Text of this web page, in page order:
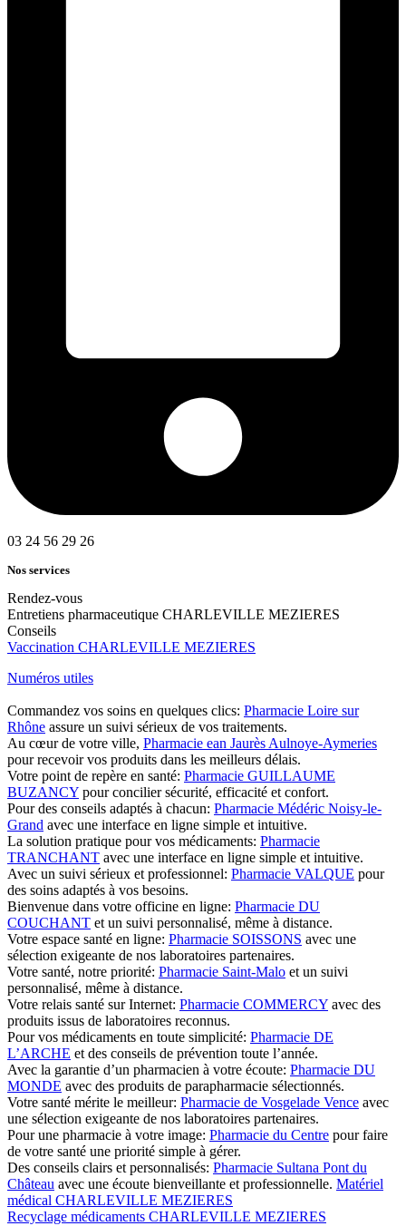
03 24 56 29 26
Nos services
Rendez-vous
Entretiens pharmaceutique CHARLEVILLE MEZIERES
Conseils
Vaccination CHARLEVILLE MEZIERES
Numéros utiles
Commandez vos soins en quelques clics: Pharmacie Loire sur
Rhône assure un suivi sérieux de vos traitements.
Au cœur de votre ville, Pharmacie ean Jaurès Aulnoye-Aymeries
pour recevoir vos produits dans les meilleurs délais.
Votre point de repère en santé: Pharmacie GUILLAUME
BUZANCY pour concilier sécurité, efficacité et confort.
Pour des conseils adaptés à chacun: Pharmacie Médéric Noisy-le-
Grand avec une interface en ligne simple et intuitive.
La solution pratique pour vos médicaments: Pharmacie
TRANCHANT avec une interface en ligne simple et intuitive.
Avec un suivi sérieux et professionnel: Pharmacie VALQUE pour
des soins adaptés à vos besoins.
Bienvenue dans votre officine en ligne: Pharmacie DU
COUCHANT et un suivi personnalisé, même à distance.
Votre espace santé en ligne: Pharmacie SOISSONS avec une
sélection exigeante de nos laboratoires partenaires.
Votre santé, notre priorité: Pharmacie Saint-Malo et un suivi
personnalisé, même à distance.
Votre relais santé sur Internet: Pharmacie COMMERCY avec des
produits issus de laboratoires reconnus.
Pour vos médicaments en toute simplicité: Pharmacie DE
L’ARCHE et des conseils de prévention toute l’année.
Avec la garantie d’un pharmacien à votre écoute: Pharmacie DU
MONDE avec des produits de parapharmacie sélectionnés.
Votre santé mérite le meilleur: Pharmacie de Vosgelade Vence avec
une sélection exigeante de nos laboratoires partenaires.
Pour une pharmacie à votre image: Pharmacie du Centre pour faire
de votre santé une priorité simple à gérer.
Des conseils clairs et personnalisés: Pharmacie Sultana Pont du
Château avec une écoute bienveillante et professionnelle. Matériel
médical CHARLEVILLE MEZIERES
Recyclage médicaments CHARLEVILLE MEZIERES